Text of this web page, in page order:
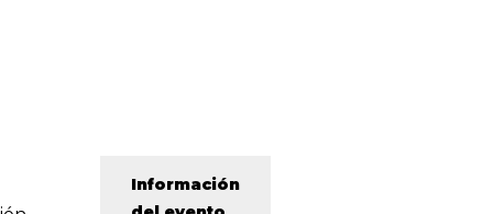
Información